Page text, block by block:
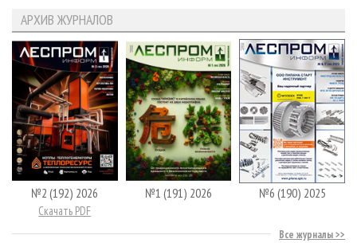
АРХИВ ЖУРНАЛОВ
№2 (192) 2026
Скачать PDF
№1 (191) 2026 №6 (190) 2025
Все журналы